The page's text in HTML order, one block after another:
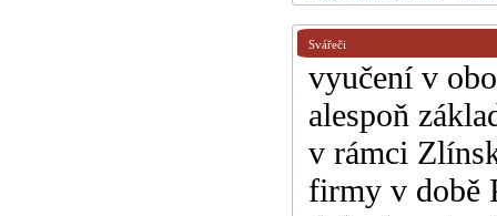
Svářeči
vyučení v
alespoň
v rámci
firmy v době